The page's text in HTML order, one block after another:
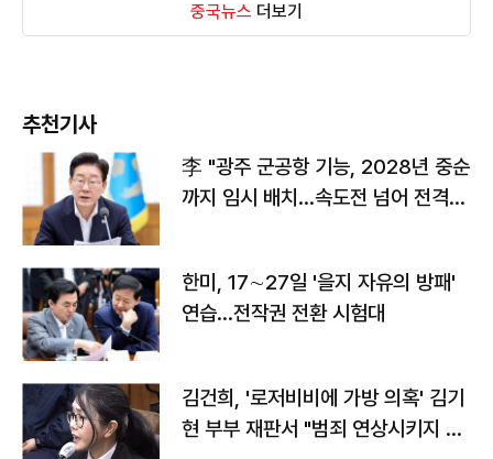
중국뉴스 더보기
추천기사
李 "광주 군공항 기능, 2028년 중순
까지 임시 배치…속도전 넘어 전격
한미, 17∼27일 '을지 자유의 방패'
연습…전작권 전환 시험대
김건희, '로저비비에 가방 의혹' 김기
현 부부 재판서 "범죄 연상시키지 말